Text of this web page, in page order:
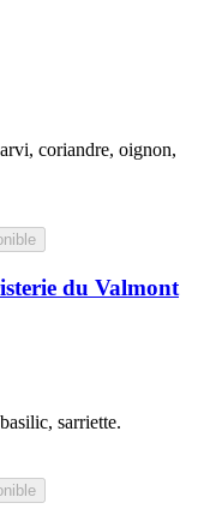
coriandre, oignon,
du Valmont
sarriette.